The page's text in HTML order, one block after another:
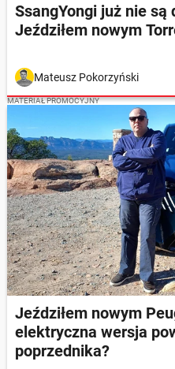
SsangYongi już nie są
Jeździłem nowym
Mateusz Pokorzyński
MATERIAŁ PROMOCYJNY
Jeździłem nowym
elektryczna wersja
poprzednika?